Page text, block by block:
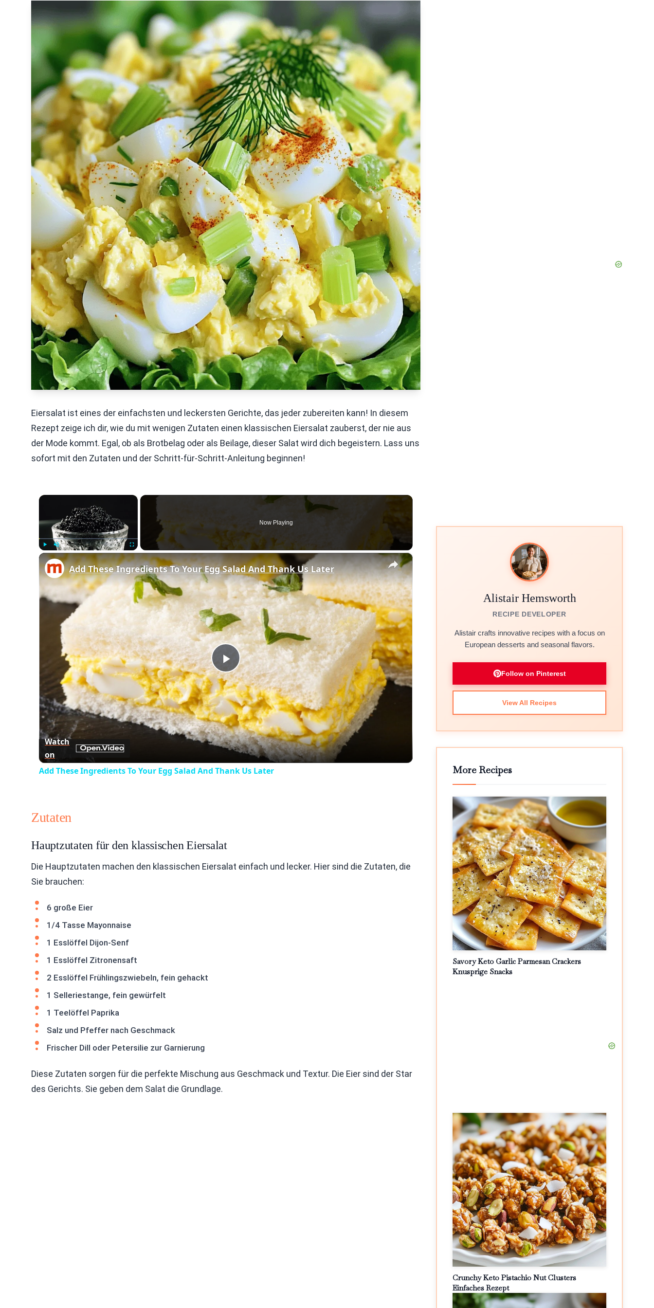
Eiersalat ist eines der einfachsten und leckersten Gerichte, das jeder zubereiten kann! In diesem
Rezept zeige ich dir, wie du mit wenigen Zutaten einen klassischen Eiersalat zauberst, der nie aus
der Mode kommt. Egal, ob als Brotbelag oder als Beilage, dieser Salat wird dich begeistern. Lass uns
sofort mit den Zutaten und der Schritt-für-Schritt-Anleitung beginnen!
×
Play
Now Playing
×
Play
Video
Add These Ingredients To Your Egg Salad And Thank Us Later
Watch
on
Add These Ingredients To Your Egg Salad And Thank Us Later
Zutaten
Hauptzutaten für den klassischen Eiersalat
Die Hauptzutaten machen den klassischen Eiersalat einfach und lecker. Hier sind die Zutaten, die
Sie brauchen:
6 große Eier
1/4 Tasse Mayonnaise
1 Esslöffel Dijon-Senf
1 Esslöffel Zitronensaft
2 Esslöffel Frühlingszwiebeln, fein gehackt
1 Selleriestange, fein gewürfelt
1 Teelöffel Paprika
Salz und Pfeffer nach Geschmack
Frischer Dill oder Petersilie zur Garnierung
Diese Zutaten sorgen für die perfekte Mischung aus Geschmack und Textur. Die Eier sind der Star
des Gerichts. Sie geben dem Salat die Grundlage.
Alistair Hemsworth
RECIPE DEVELOPER
Alistair crafts innovative recipes with a focus on
European desserts and seasonal flavors.
Follow on Pinterest
View All Recipes
More Recipes
Savory Keto Garlic Parmesan Crackers
Knusprige Snacks
Crunchy Keto Pistachio Nut Clusters
Einfaches Rezept